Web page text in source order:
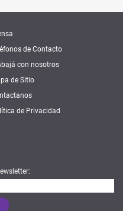
de Contacto
con nosotros
de Sitio
de Privacidad